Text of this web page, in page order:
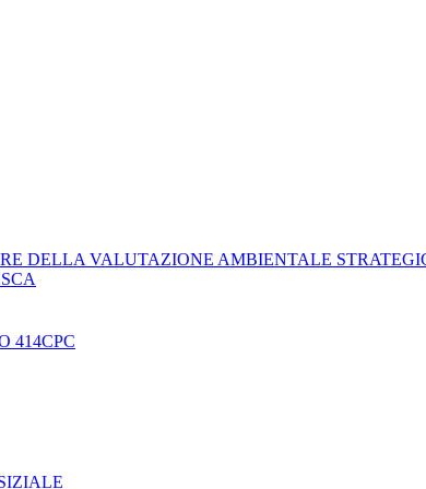
DELLA VALUTAZIONE AMBIENTALE
414CPC